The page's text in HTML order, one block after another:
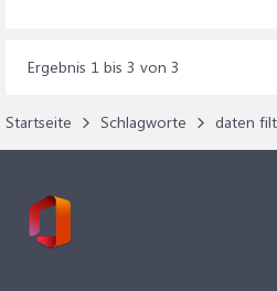
Ergebnis 1 bis 3 von 3
Startseite Schlagworte daten